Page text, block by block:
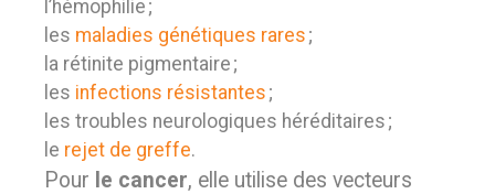
l’hémophilie ;
les maladies génétiques rares ;
la rétinite pigmentaire ;
les infections résistantes ;
les troubles neurologiques héréditaires ;
le rejet de greffe.
Pour le cancer, elle utilise des vecteurs